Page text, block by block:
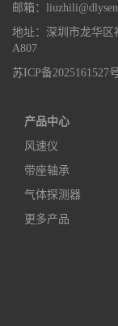
邮箱：
地址：深圳市龙华区
A807
苏ICP备2025161527
产品中心
风速仪
带座轴承
气体探测器
更多产品